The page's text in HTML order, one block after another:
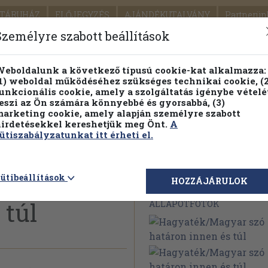
ELŐJEGYZÉS AJÁNDÉKUTALVÁNY
SEGÍTSÉG
PILLANATNYI ÁRAINK FENNTARTHATÓ
Részletes kereső Témaköri fa
szó
túl
Megvásárolható
ÁLLAPOTFOTÓK
szabott beállítások
a következő típusú cookie-kat alkalmazza:
weboldal működéséhez szükséges technikai cookie,
cookie, amely a szolgáltatás igénybe
az Ön számára könnyebbé és gyorsabbá, (3)
cookie, amely alapján személyre szabott
kereshetjük meg Önt. A
itt érheti el.
HOZZÁJÁRULOK